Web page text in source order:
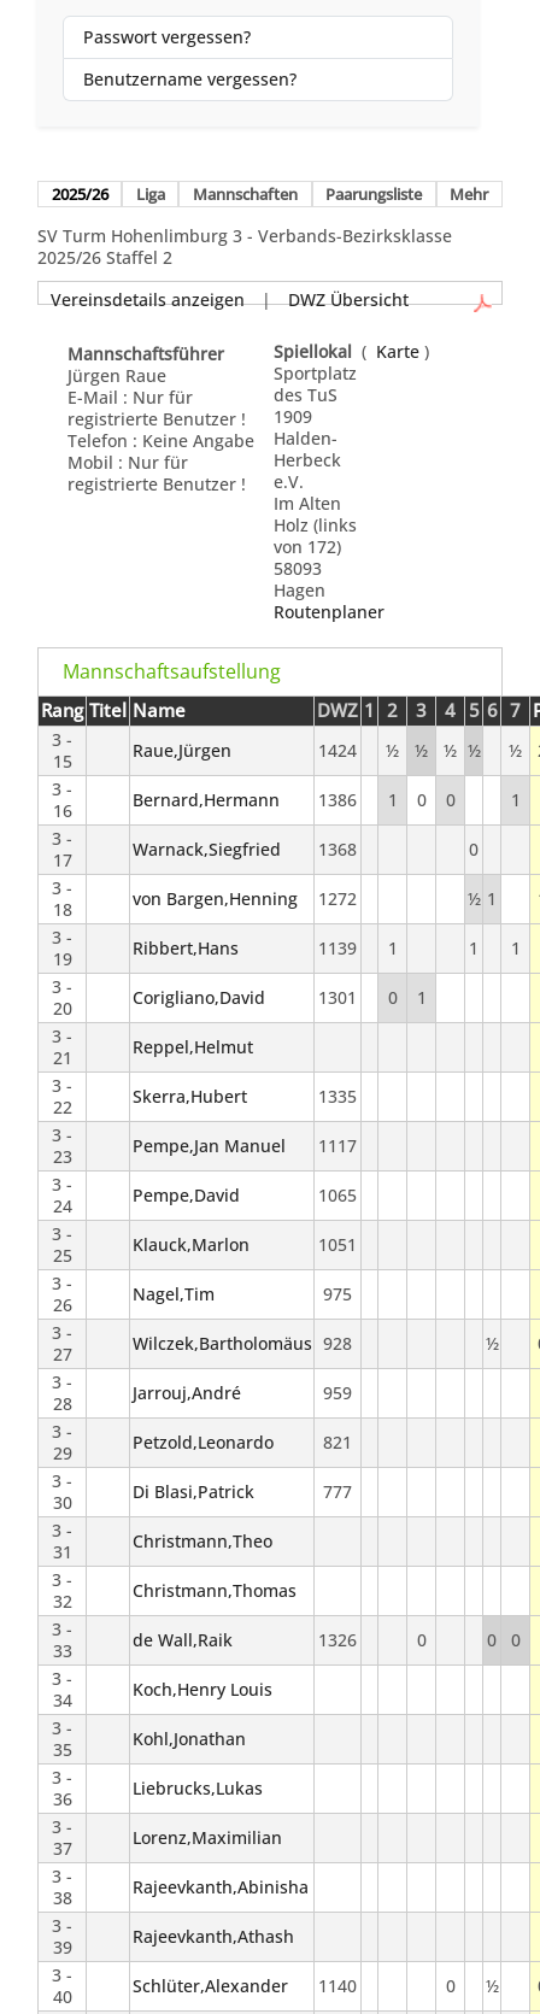
Passwort vergessen?
Benutzername vergessen?
2025/26 Liga Mannschaften Paarungsliste Mehr
SV Turm Hohenlimburg 3 - Verbands-Bezirksklasse
2025/26 Staffel 2
Vereinsdetails anzeigen | DWZ Übersicht
Mannschaftsführer
Jürgen Raue
E-Mail : Nur für
registrierte Benutzer !
Telefon : Keine Angabe
Mobil : Nur für
registrierte Benutzer !
Spiellokal ( Karte )
Sportplatz
des TuS
1909
Halden-
Herbeck
e.V.
Im Alten
Holz (links
von 172)
58093
Hagen
Routenplaner
Mannschaftsaufstellung
Rang Titel Name DWZ 1 2 3 4 5 6 7
3 -
15
Raue,Jürgen 1424 ½ ½ ½ ½ ½
3 -
16
Bernard,Hermann 1386 1 0 0
1
3 -
17
Warnack,Siegfried 1368
0
3 -
18
von Bargen,Henning 1272 ½ 1
3 -
19
Ribbert,Hans 1139 1 1
1
3 -
20
Corigliano,David 1301 0
1
3 -
21
Reppel,Helmut
3 -
22
Skerra,Hubert
1335
3 -
23
Pempe,Jan Manuel
1117
3 -
24
Pempe,David
1065
3 -
25
Klauck,Marlon
1051
3 -
26
Nagel,Tim
975
3 -
27
Wilczek,Bartholomäus 928 ½
3 -
28
Jarrouj,André
959
3 -
29
Petzold,Leonardo
821
3 -
30
Di Blasi,Patrick
777
3 -
31
Christmann,Theo
3 -
32
Christmann,Thomas
3 -
33
de Wall,Raik 1326 0 0
0
3 -
34
Koch,Henry Louis
3 -
35
Kohl,Jonathan
3 -
36
Liebrucks,Lukas
3 -
37
Lorenz,Maximilian
3 -
38
Rajeevkanth,Abinisha
3 -
39
Rajeevkanth,Athash
3 -
40
Schlüter,Alexander 1140 0 ½